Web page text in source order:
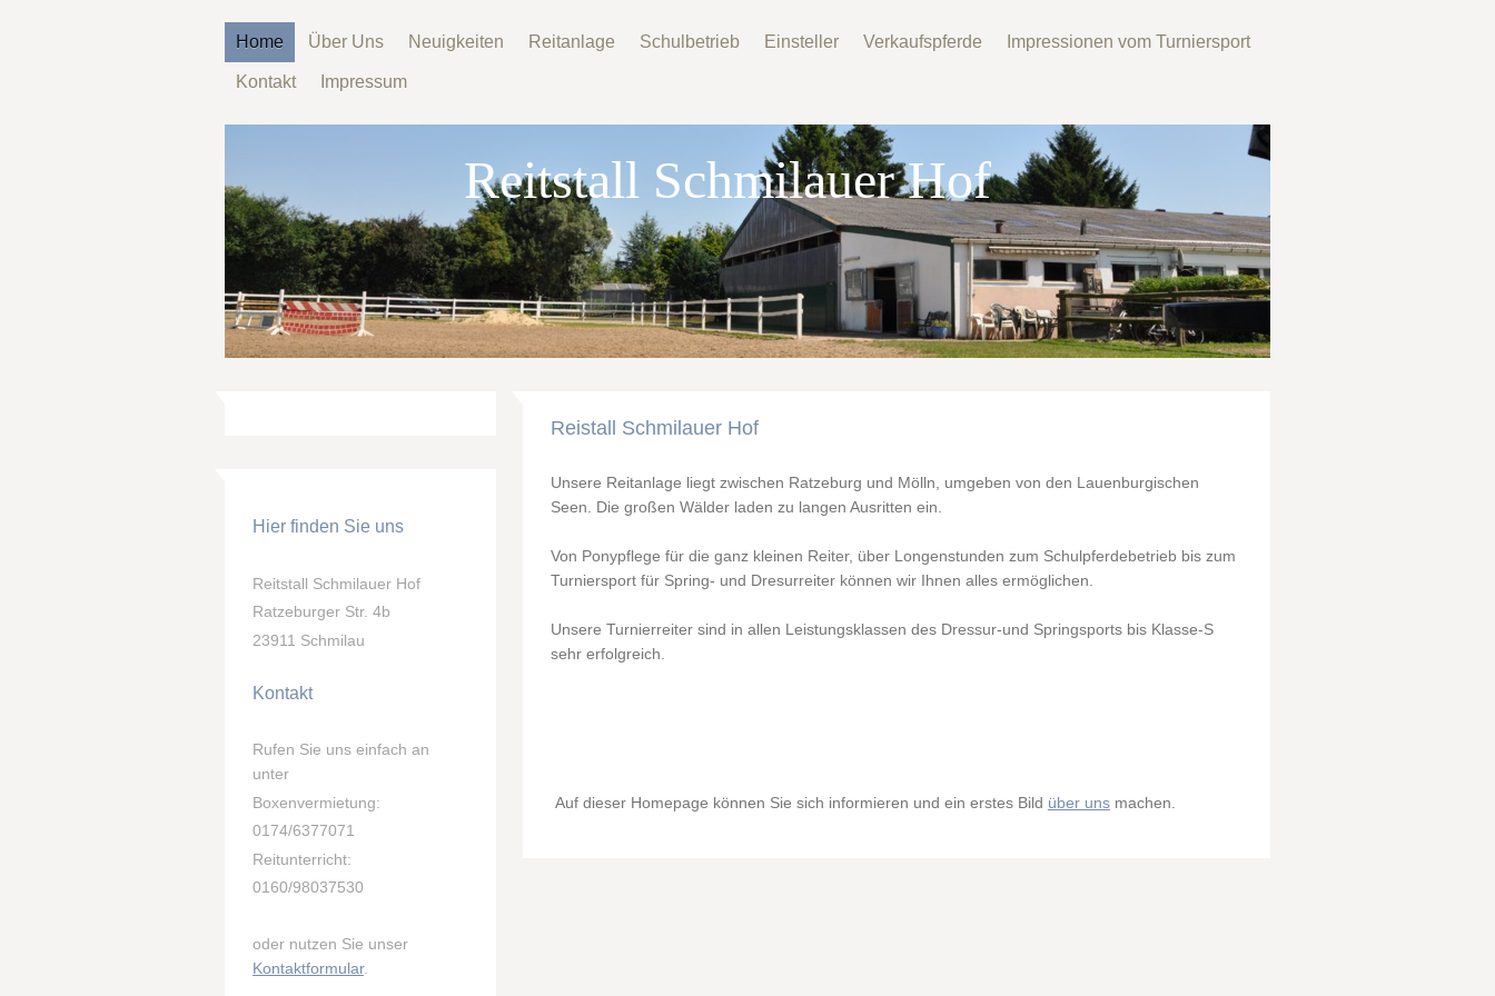
Home Über Uns Neuigkeiten Reitanlage Schulbetrieb Einsteller Verkaufspferde Impressionen vom Turniersport
Kontakt Impressum
Reitstall Schmilauer Hof
Reistall Schmilauer Hof
Unsere Reitanlage liegt zwischen Ratzeburg und Mölln, umgeben von den Lauenburgischen
Seen. Die großen Wälder laden zu langen Ausritten ein.
Von Ponypflege für die ganz kleinen Reiter, über Longenstunden zum Schulpferdebetrieb bis zum
Turniersport für Spring- und Dresurreiter können wir Ihnen alles ermöglichen.
Unsere Turnierreiter sind in allen Leistungsklassen des Dressur-und Springsports bis Klasse-S
sehr erfolgreich.
Auf dieser Homepage können Sie sich informieren und ein erstes Bild über unsmachen.
Hier finden Sie uns
Reitstall Schmilauer Hof
Ratzeburger Str. 4b
23911 Schmilau
Kontakt
Rufen Sie uns einfach an
unter
Boxenvermietung:
0174/6377071
Reitunterricht:
0160/98037530
oder nutzen Sie unser
Kontaktformular.